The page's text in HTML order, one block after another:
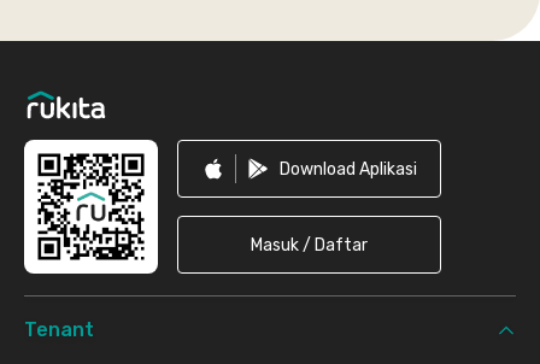
Download Aplikasi
Masuk / Daftar
Tenant